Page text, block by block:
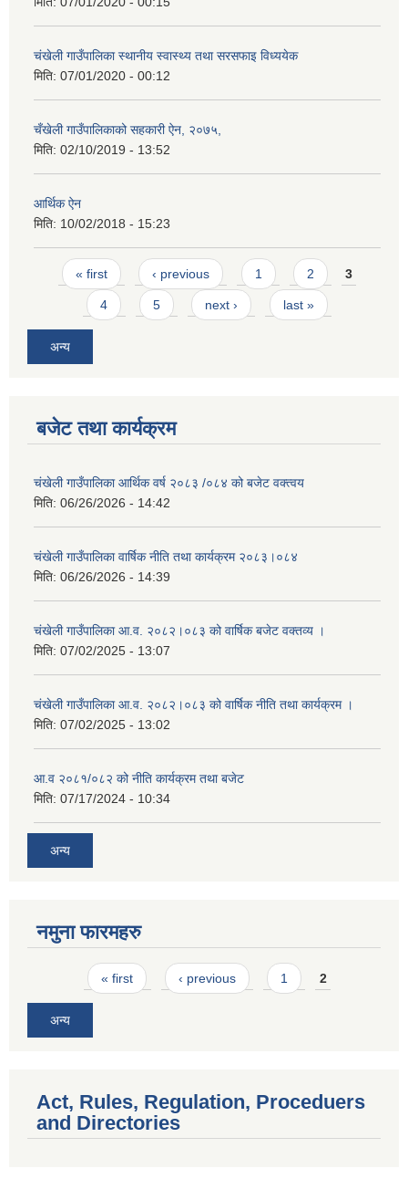
चंखेली गाउँपालिका स्थानीय स्वास्थ्य तथा सरसफाइ विध्ययेक
मिति: 07/01/2020 - 00:12
चँखेली गाउँपालिकाको सहकारी ऐन, २०७५,
मिति: 02/10/2019 - 13:52
आर्थिक ऐन
मिति: 10/02/2018 - 15:23
Pages
« first ‹ previous 1 2 3
4 5 next › last »
अन्य
बजेट तथा कार्यक्रम
चंखेली गाउँपालिका आर्थिक वर्ष २०८३ /०८४ को बजेट वक्त्वय
मिति: 06/26/2026 - 14:42
चंखेली गाउँपालिका वार्षिक नीति तथा कार्यक्रम २०८३।०८४
मिति: 06/26/2026 - 14:39
चंखेली गाउँपालिका आ.व. २०८२।०८३ को वार्षिक बजेट वक्तव्य ।
मिति: 07/02/2025 - 13:07
चंखेली गाउँपालिका आ.व. २०८२।०८३ को वार्षिक नीति तथा कार्यक्रम ।
मिति: 07/02/2025 - 13:02
आ.व २०८१/०८२ को नीति कार्यक्रम तथा बजेट
मिति: 07/17/2024 - 10:34
अन्य
नमुना फारमहरु
Pages« first ‹ previous 1 2
अन्य
Act, Rules, Regulation, Proceduers
and Directories